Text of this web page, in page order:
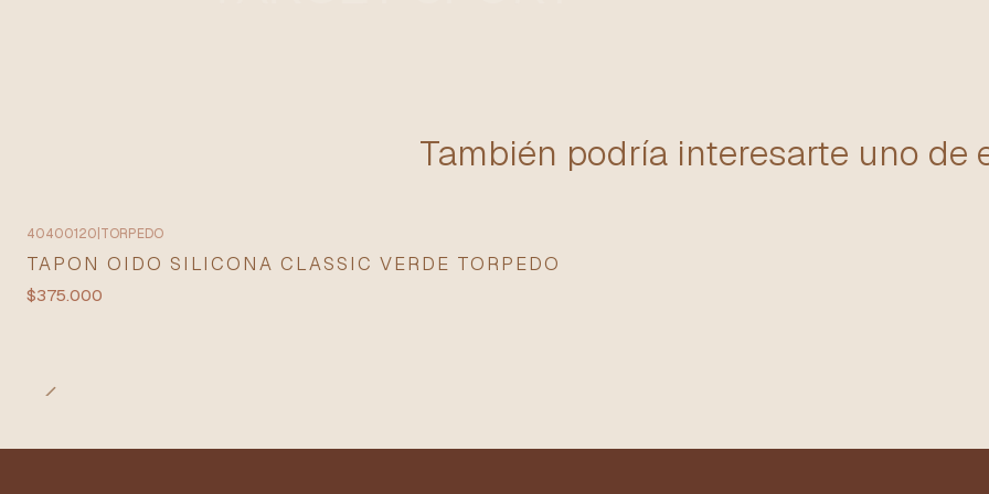
También podría interesarte uno de
40400120 TORPEDO
TAPON OIDO SILICONA CLASSIC VERDE TORPEDO
$375.000